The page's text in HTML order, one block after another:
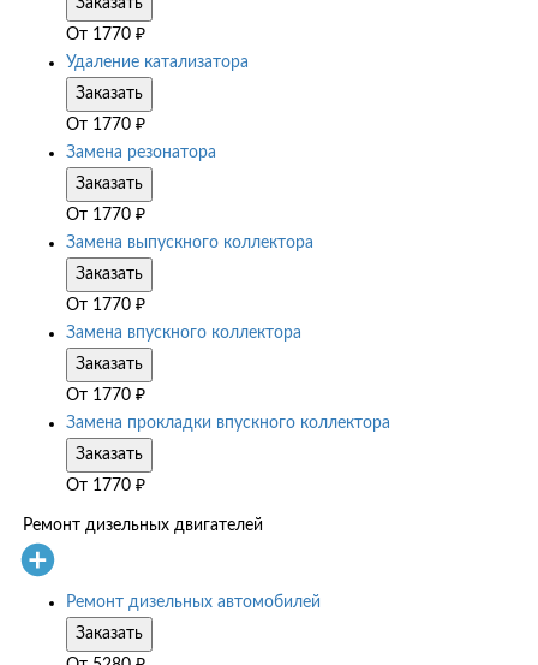
Заказать
От 1770 ₽
Удаление катализатора
Заказать
От 1770 ₽
Замена резонатора
Заказать
От 1770 ₽
Замена выпускного коллектора
Заказать
От 1770 ₽
Замена впускного коллектора
Заказать
От 1770 ₽
Замена прокладки впускного коллектора
Заказать
От 1770 ₽
Ремонт дизельных двигателей
Ремонт дизельных автомобилей
Заказать